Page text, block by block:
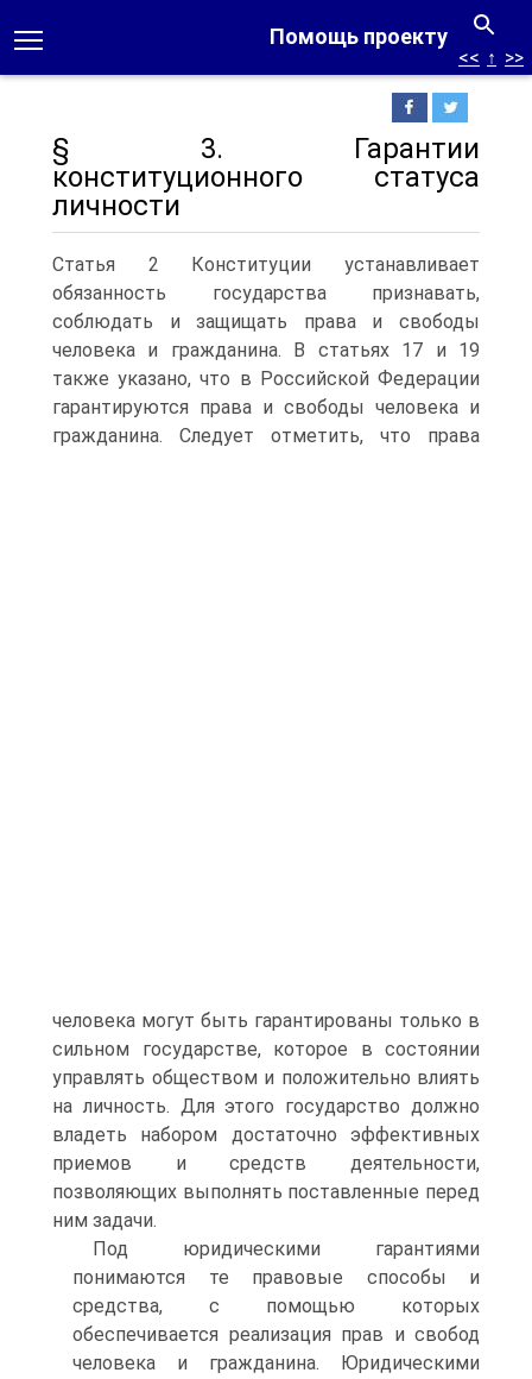
Помощь проекту
<< ↑ >>
§ 3. Гарантии
конституционного статуса
личности
Статья 2 Конституции устанавливает
обязанность государства признавать,
соблюдать и защищать права и свободы
человека и гражданина. В статьях 17 и 19
также указано, что в Российской Федерации
гарантируются права и свободы человека и
гражданина. Следует отметить, что права
человека могут быть гарантированы только в
сильном государстве, которое в состоянии
управлять обществом и положительно влиять
на личность. Для этого государство должно
владеть набором достаточно эффективных
приемов и средств деятельности,
позволяющих выполнять поставленные перед
ним задачи.
Под юридическими гарантиями
понимаются те правовые способы и
средства, с помощью которых
обеспечивается реализация прав и свобод
человека и гражданина. Юридическими